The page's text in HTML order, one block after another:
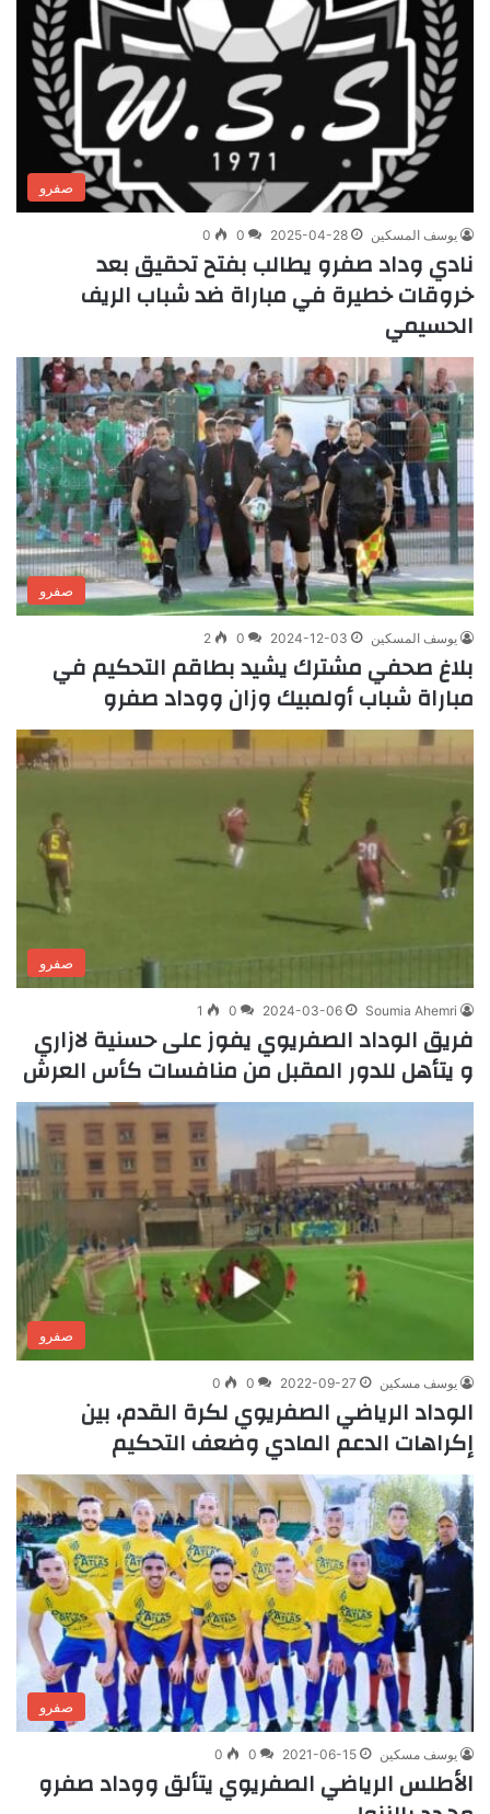
صفرو
يوسف المسكين 2025-04-28
0
0
نادي وداد صفرو يطالب بفتح تحقيق بعد
خروقات خطيرة في مباراة ضد شباب الريف
الحسيمي
صفرو
يوسف المسكين 2024-12-03
0
2
بلاغ صحفي مشترك يشيد بطاقم التحكيم في
مباراة شباب أولمبيك وزان ووداد صفرو
صفرو
Soumia Ahemri
2024-03-06
0
1
فريق الوداد الصفريوي يفوز على حسنية لازاري
و يتأهل للدور المقبل من منافسات كأس العرش
صفرو
يوسف مسكين 2022-09-27
0
0
الوداد الرياضي الصفريوي لكرة القدم، بين
إكراهات الدعم المادي وضعف التحكيم
صفرو
يوسف مسكين 2021-06-15
0
0
الأطلس الرياضي الصفريوي يتألق ووداد صفرو